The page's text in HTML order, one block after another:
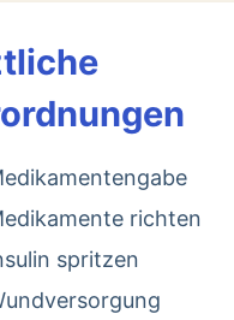
richten
spritzen